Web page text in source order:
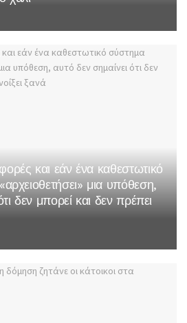
και εάν ένα καθεστωτικό
μια υπόθεση,
δεν μπορεί και δεν πρέπει